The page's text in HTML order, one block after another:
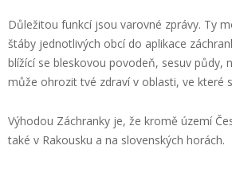
Důležitou funkcí jsou varovné zprávy. Ty
štáby jednotlivých obcí do aplikace
blížící se bleskovou povodeň, sesuv půdy,
může ohrozit tvé zdraví v oblasti, ve které
Výhodou Záchranky je, že kromě území
také v Rakousku a na slovenských horách.